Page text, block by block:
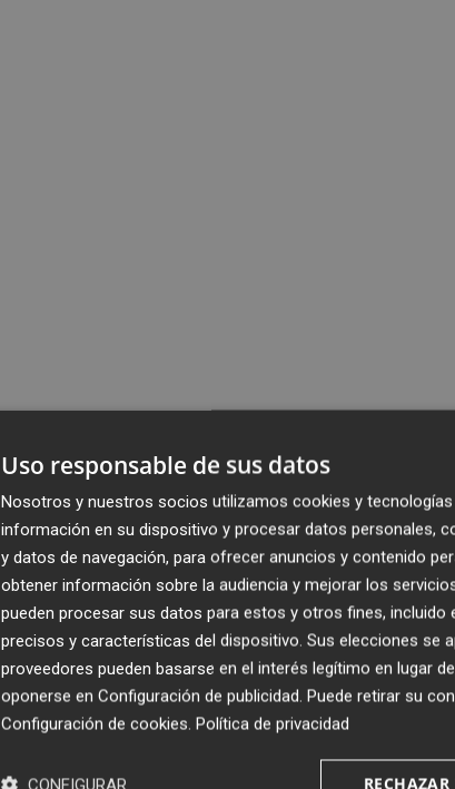
Uso responsable de sus datos
Nosotros y nuestros socios utilizamos cookies y
información en su dispositivo y procesar datos personales,
y datos de navegación, para ofrecer anuncios y contenido
obtener información sobre la audiencia y mejorar los
pueden procesar sus datos para estos y otros fines, incluido
precisos y características del dispositivo. Sus elecciones se
proveedores pueden basarse en el interés legítimo en lugar
oponerse en Configuración de publicidad. Puede retirar su
Configuración de cookies. Política de privacidad
CONFIGURAR